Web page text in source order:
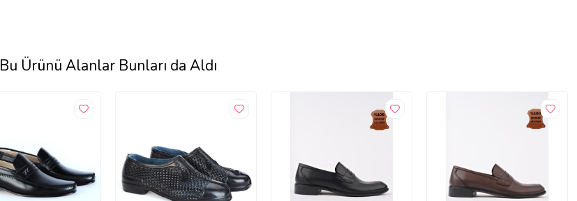
Bu Ürünü Alanlar Bunları da Aldı